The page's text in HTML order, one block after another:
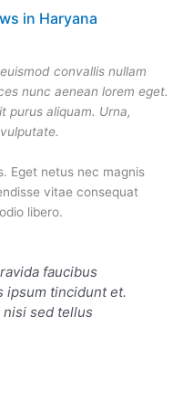
in Haryana
convallis nullam
nunc aenean lorem eget.
purus aliquam. Urna,
Eget netus nec magnis
vitae consequat
libero.
faucibus
ipsum tincidunt et.
nisi sed tellus